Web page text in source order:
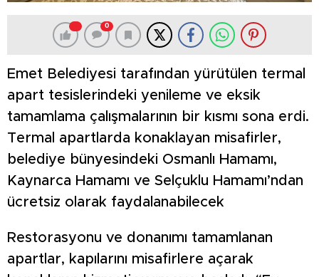
0
Emet Belediyesi tarafından yürütülen termal
apart tesislerindeki yenileme ve eksik
tamamlama çalışmalarının bir kısmı sona erdi.
Termal apartlarda konaklayan misafirler,
belediye bünyesindeki Osmanlı Hamamı,
Kaynarca Hamamı ve Selçuklu Hamamı’ndan
ücretsiz olarak faydalanabilecek
Restorasyonu ve donanımı tamamlanan
apartlar, kapılarını misafirlere açarak